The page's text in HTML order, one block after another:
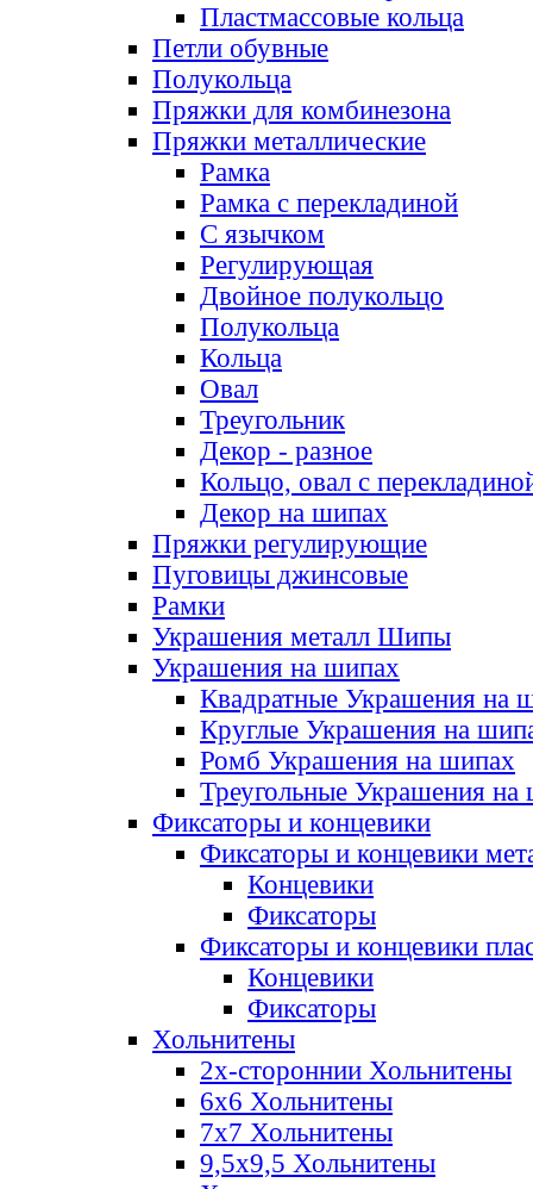
Пластмассовые кольца
Петли обувные
Полукольца
Пряжки для комбинезона
Пряжки металлические
Рамка
Рамка с перекладиной
С язычком
Регулирующая
Двойное полукольцо
Полукольца
Кольца
Овал
Треугольник
Декор - разное
Кольцо, овал с
Декор на шипах
Пряжки регулирующие
Пуговицы джинсовые
Рамки
Украшения металл Шипы
Украшения на шипах
Квадратные Украшения на
Круглые Украшения на
Ромб Украшения на шипах
Треугольные Украшения на
Фиксаторы и концевики
Фиксаторы и концевики
Концевики
Фиксаторы
Фиксаторы и концевики
Концевики
Фиксаторы
Хольнитены
2х-стороннии Хольнитены
6х6 Хольнитены
7х7 Хольнитены
9,5х9,5 Хольнитены